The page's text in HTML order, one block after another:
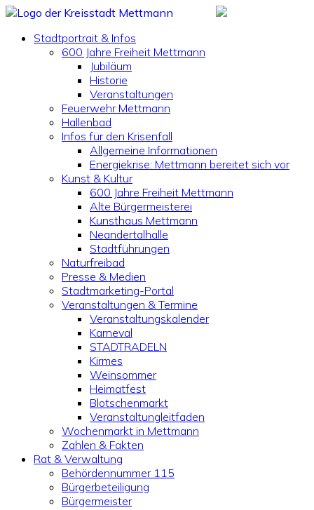
Stadtportrait & Infos
600 Jahre Freiheit Mettmann
Jubiläum
Historie
Veranstaltungen
Feuerwehr Mettmann
Hallenbad
Infos für den Krisenfall
Allgemeine Informationen
Energiekrise: Mettmann bereitet sich vor
Kunst & Kultur
600 Jahre Freiheit Mettmann
Alte Bürgermeisterei
Kunsthaus Mettmann
Neandertalhalle
Stadtführungen
Naturfreibad
Presse & Medien
Stadtmarketing-Portal
Veranstaltungen & Termine
Veranstaltungskalender
Karneval
STADTRADELN
Kirmes
Weinsommer
Heimatfest
Blotschenmarkt
Veranstaltungleitfaden
Wochenmarkt in Mettmann
Zahlen & Fakten
Rat & Verwaltung
Behördennummer 115
Bürgerbeteiligung
Bürgermeister